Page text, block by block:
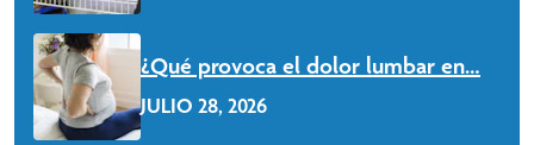
¿Qué provoca el dolor lumbar en…
JULIO 28, 2026